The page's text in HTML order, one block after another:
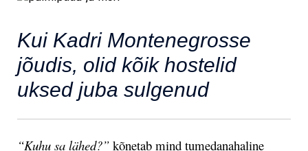
Kui Kadri Montenegrosse
jõudis, olid kõik hostelid
uksed juba sulgenud
“Kuhu sa lähed?”kõnetab mind tumedanahaline